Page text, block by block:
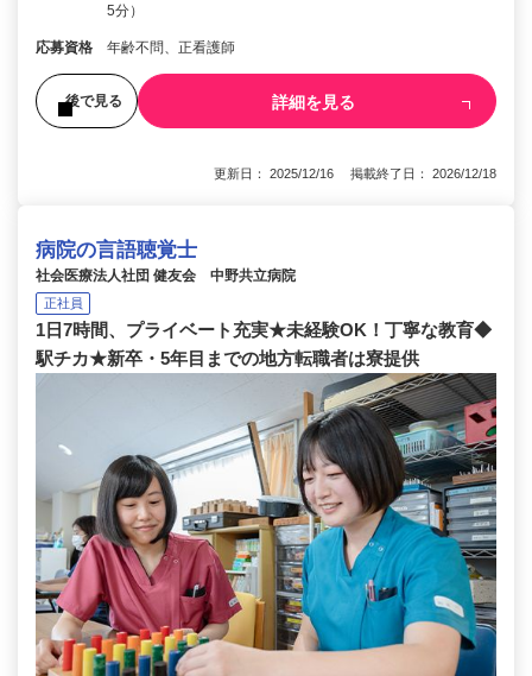
5分）
応募資格 年齢不問、正看護師
後で見る 詳細を見る
更新日： 2025/12/16 掲載終了日： 2026/12/18
病院の言語聴覚士
社会医療法人社団 健友会 中野共立病院
正社員
1日7時間、プライベート充実★未経験OK！丁寧な教育◆
駅チカ★新卒・5年目までの地方転職者は寮提供